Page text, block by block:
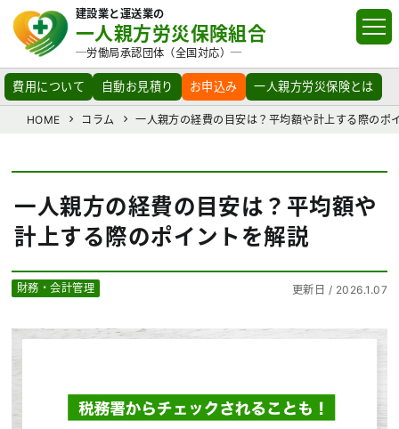
建設業と運送業の
一人親方労災保険組合
─労働局承認団体（全国対応）─
費用について 自動お見積り お申込み 一人親方労災保険とは
HOME コラム 一人親方の経費の目安は？平均額や計上する際のポ
一人親方の経費の目安は？平均額や
計上する際のポイントを解説
財務・会計管理 更新日 / 2026.1.07